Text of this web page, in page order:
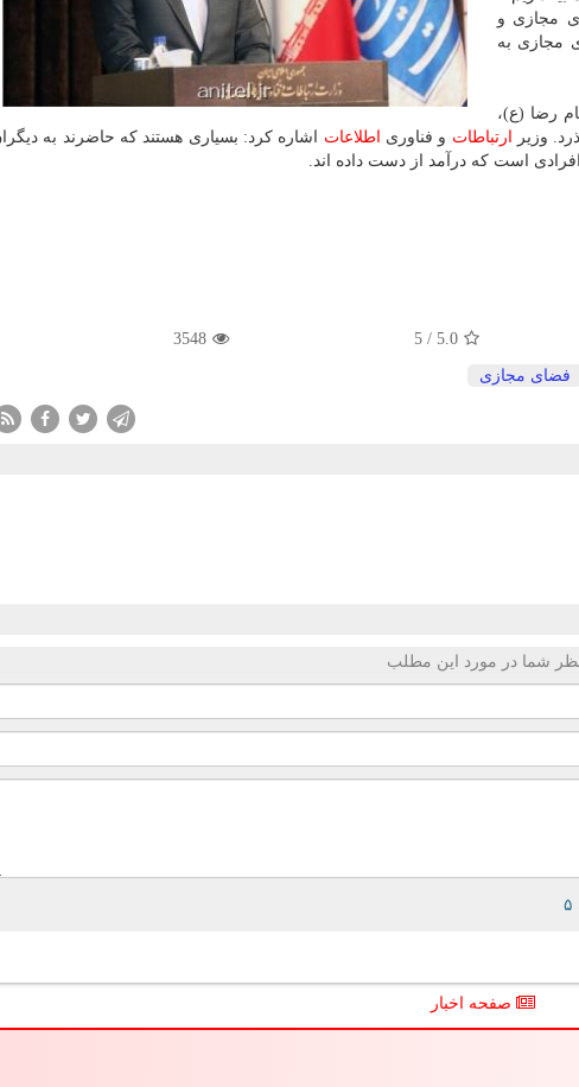
مجازی و
مجازی به
رضا (ع)،
وزیر
ارتباطات و فناوری اطلاعات اشاره كرد: بسیاری هستند كه حاضرند به
است كه درآمد از دست داده اند.
5.0
/
5
3548
فضای مجازی
شما در مورد این مطلب
صفحه اخبار